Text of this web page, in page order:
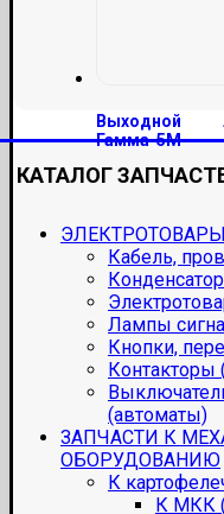
Выходной
Гамма-5М
КАТАЛОГ
ЭЛЕКТРОТОВАРЫ
Кабель,
Лампы
Кнопки,
Контакторы
(автоматы)
ЗАПЧАСТИ К
ОБОРУДОВАНИЮ
К
К МКК